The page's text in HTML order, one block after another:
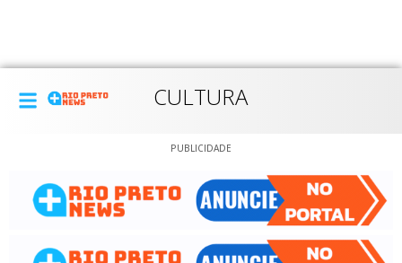
CULTURA
PUBLICIDADE